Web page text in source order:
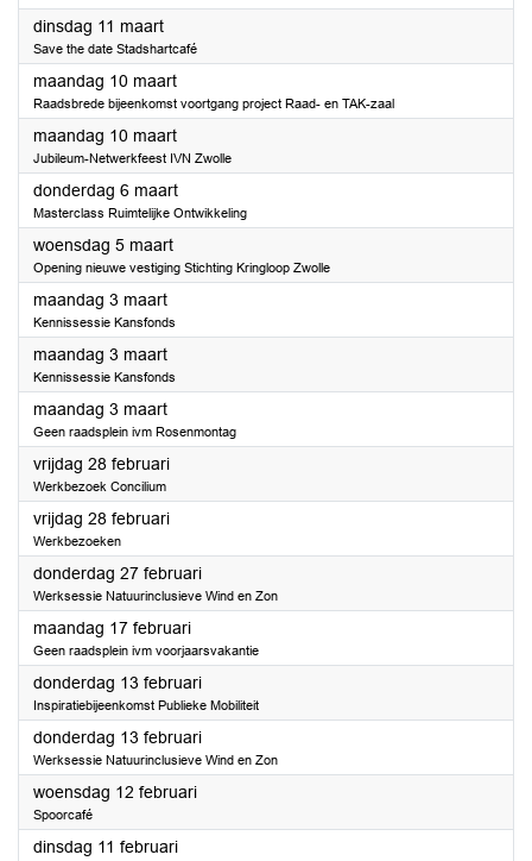
dinsdag 11 maart2025
Save the date Stadshartcafé
maandag 10 maart2025
Raadsbrede bijeenkomst voortgang project Raad- en TAK-zaal
maandag 10 maart2025
Jubileum-Netwerkfeest IVN Zwolle
donderdag 6 maart2025
Masterclass Ruimtelijke Ontwikkeling
woensdag 5 maart2025
Opening nieuwe vestiging Stichting Kringloop Zwolle
maandag 3 maart2025
Kennissessie Kansfonds
maandag 3 maart2025
Kennissessie Kansfonds
maandag 3 maart2025
Geen raadsplein ivm Rosenmontag
vrijdag 28 februari2025
Werkbezoek Concilium
vrijdag 28 februari2025
Werkbezoeken
donderdag 27 februari2025
Werksessie Natuurinclusieve Wind en Zon
maandag 17 februari2025
Geen raadsplein ivm voorjaarsvakantie
donderdag 13 februari2025
Inspiratiebijeenkomst Publieke Mobiliteit
donderdag 13 februari2025
Werksessie Natuurinclusieve Wind en Zon
woensdag 12 februari2025
Spoorcafé
dinsdag 11 februari2025